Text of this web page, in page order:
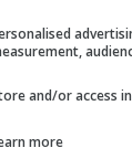
theksuar se
çështje”.
se nuk ka
që
and/or access
more